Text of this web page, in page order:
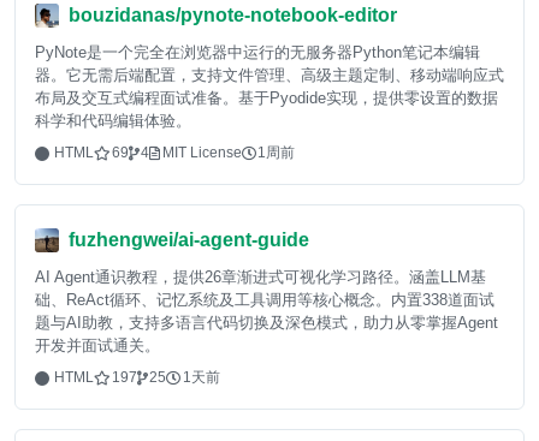
bouzidanas/pynote-notebook-editor
PyNote是一个完全在浏览器中运行的无服务器Python笔记本编辑
器。它无需后端配置，支持文件管理、高级主题定制、移动端响应式
布局及交互式编程面试准备。基于Pyodide实现，提供零设置的数据
科学和代码编辑体验。
HTML 69 4 MIT License 1周前
fuzhengwei/ai-agent-guide
AI Agent通识教程，提供26章渐进式可视化学习路径。涵盖LLM基
础、ReAct循环、记忆系统及工具调用等核心概念。内置338道面试
题与AI助教，支持多语言代码切换及深色模式，助力从零掌握Agent
开发并面试通关。
HTML 197 25 1天前